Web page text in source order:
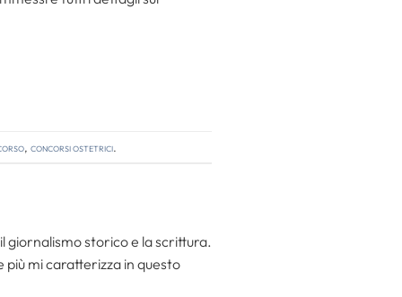
, concorsi ostetrici.
giornalismo storico e la scrittura.
mi caratterizza in questo